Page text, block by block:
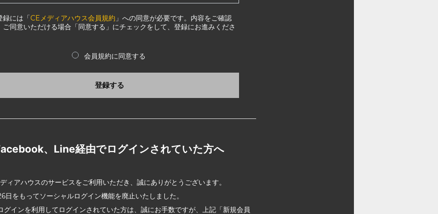
録には「CEメディアハウス会員規約 」への同意が必要です。内容をご確認
ご同意いただける場合「同意する」にチェックをして、登録にお進みくださ
会員規約に同意する
登録する
、Line経由でログインされていた方へ
ィアハウスのサービスをご利用いただき、誠にありがとうございます。
日をもってソーシャルログイン機能を廃止いたしました。
グインを利用してログインされていた方は、誠にお手数ですが、上記「新規会員